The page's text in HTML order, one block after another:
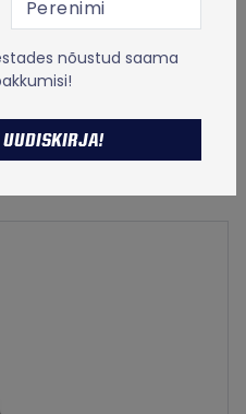
kui ka tava-
nõustud saama